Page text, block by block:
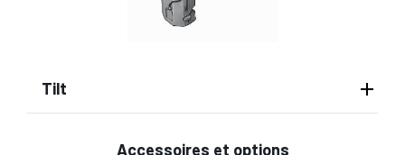
Tilt
Accessoires et options